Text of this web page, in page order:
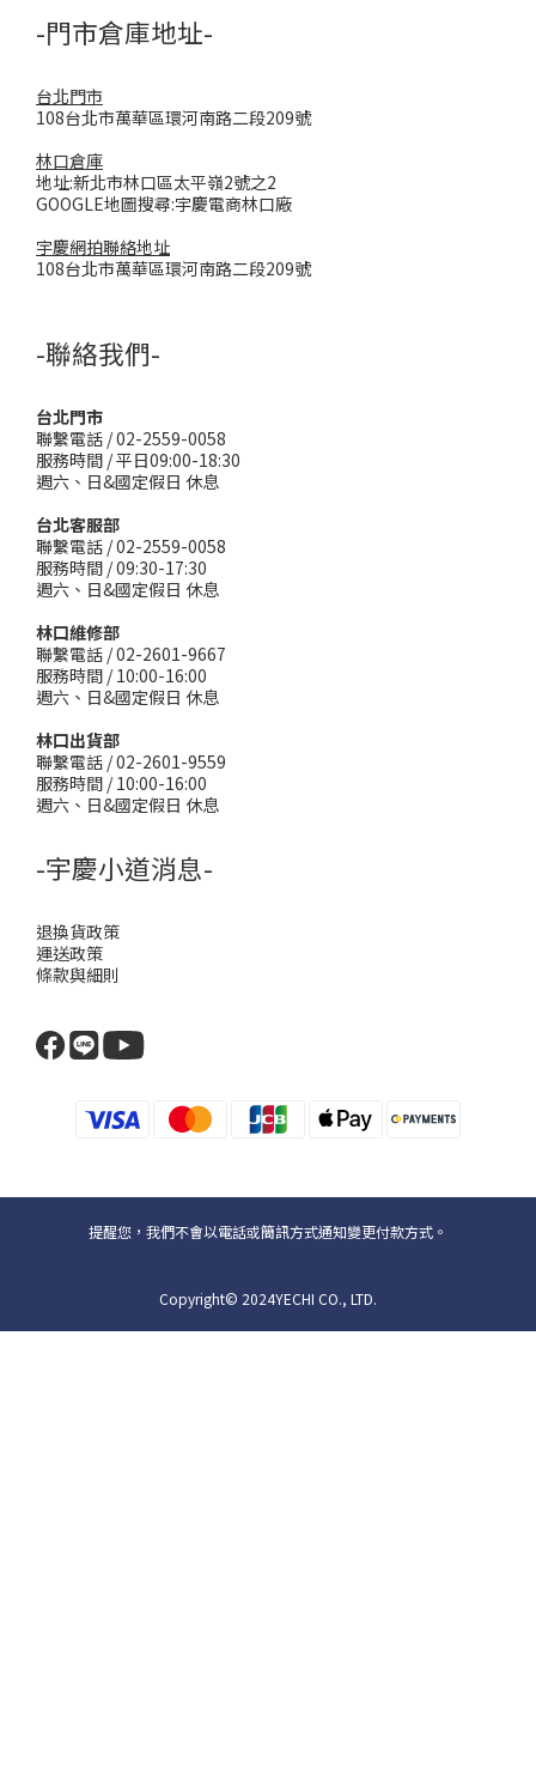
-門市倉庫地址-
台北門市
108台北市萬華區環河南路二段209號
林口倉庫
地址:新北市林口區太平嶺2號之2
GOOGLE地圖搜尋:宇慶電商林口廠
宇慶網拍聯絡地址
108台北市萬華區環河南路二段209號
-聯絡我們-
台北門市
聯繫電話 / 02-2559-0058
服務時間 / 平日09:00-18:30
週六、日&國定假日 休息
台北客服部
聯繫電話 / 02-2559-0058
服務時間 / 09:30-17:30
週六、日&國定假日 休息
林口維修部
聯繫電話 / 02-2601-9667
服務時間 / 10:00-16:00
週六、日&國定假日 休息
林口出貨部
聯繫電話 / 02-2601-9559
服務時間 / 10:00-16:00
週六、日&國定假日 休息
-宇慶小道消息-
退換貨政策
運送政策
條款與細則
提醒您，我們不會以電話或簡訊方式通知變更付款方式。
Copyright© 2024YECHI CO., LTD.